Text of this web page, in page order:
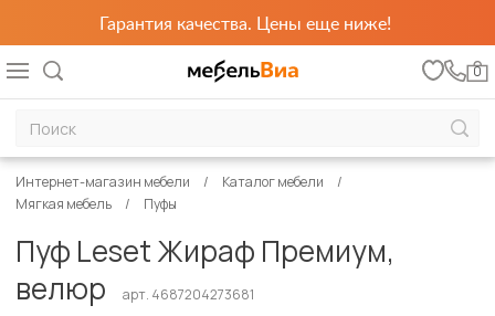
Гарантия качества. Цены еще ниже!
0
Интернет-магазин мебели
Каталог мебели
Мягкая мебель
Пуфы
Пуф Leset Жираф Премиум,
велюр
арт. 4687204273681